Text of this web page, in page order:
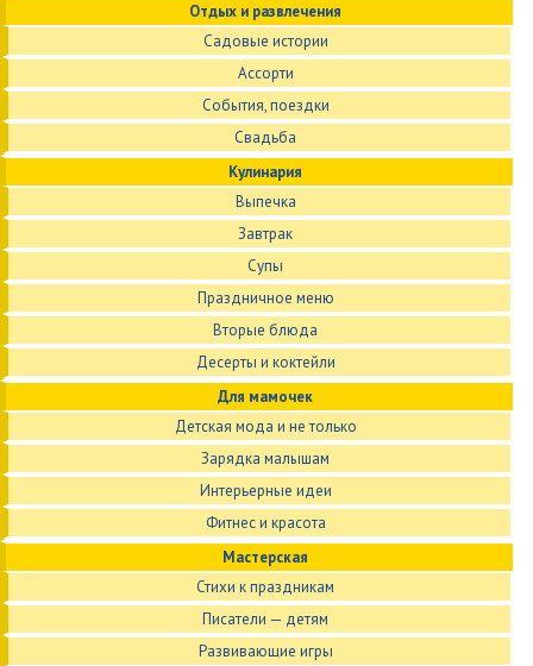
Отдых и развлечения
Садовые истории
Ассорти
События, поездки
Свадьба
Кулинария
Выпечка
Завтрак
Супы
Праздничное меню
Вторые блюда
Десерты и коктейли
Для мамочек
Детская мода и не только
Зарядка малышам
Интерьерные идеи
Фитнес и красота
Мастерская
Стихи к праздникам
Писатели — детям
Развивающие игры